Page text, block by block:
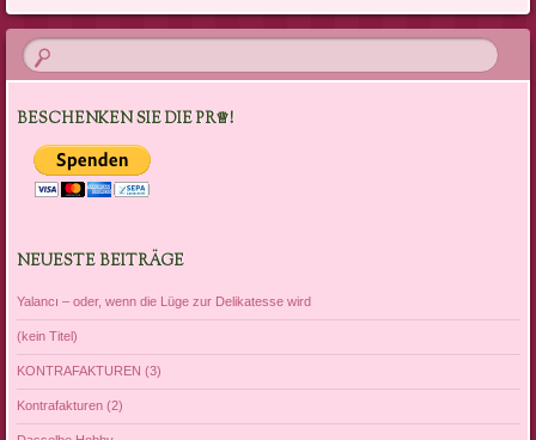
BESCHENKEN SIE DIE PR♕!
NEUESTE BEITRÄGE
Yalancı – oder, wenn die Lüge zur Delikatesse wird
(kein Titel)
KONTRAFAKTUREN (3)
Kontrafakturen (2)